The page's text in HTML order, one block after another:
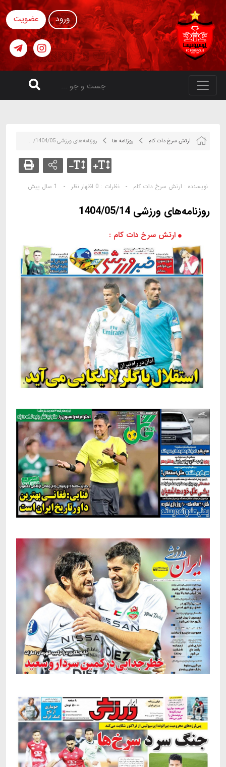
ورود عضویت
ارتش سرخ دات کام روزنامه ها روزنامه‌های ورزشی 1404/05/ ...
نویسنده : ارتش سرخ دات کام - نظرات : 0 اظهار نظر - 1 سال پیش
روزنامه‌های ورزشی 1404/05/14
ارتش سرخ دات کام :